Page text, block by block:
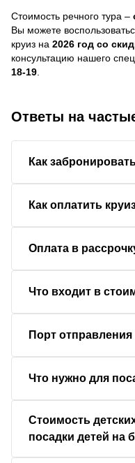
Стоимость речного тура –
Вы можете
круиз на 2026 год со
консультацию нашего
18-19
Ответы на
Как
Как оплатить
Оплата в
Что входит в
Порт
Что нужно для
Стоимость
посадки детей на